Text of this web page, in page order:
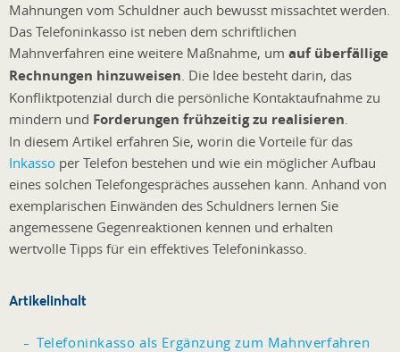
Mahnungen vom Schuldner auch bewusst missachtet werden.
Das Telefoninkasso ist neben dem schriftlichen
Mahnverfahren eine weitere Maßnahme, um auf überfällige
Rechnungen hinzuweisen. Die Idee besteht darin, das
Konfliktpotenzial durch die persönliche Kontaktaufnahme zu
mindern und Forderungen frühzeitig zu realisieren.
In diesem Artikel erfahren Sie, worin die Vorteile für das
Inkasso per Telefon bestehen und wie ein möglicher Aufbau
eines solchen Telefongespräches aussehen kann. Anhand von
exemplarischen Einwänden des Schuldners lernen Sie
angemessene Gegenreaktionen kennen und erhalten
wertvolle Tipps für ein effektives Telefoninkasso.
Artikelinhalt
Telefoninkasso als Ergänzung zum Mahnverfahren